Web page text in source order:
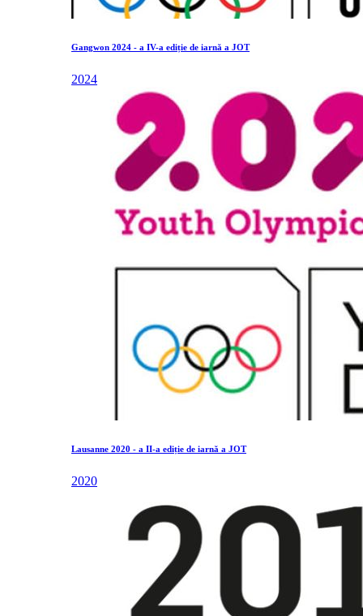
Gangwon 2024 - a IV-a ediție de iarnă a JOT
2024
Lausanne 2020 - a II-a ediție de iarnă a JOT
2020